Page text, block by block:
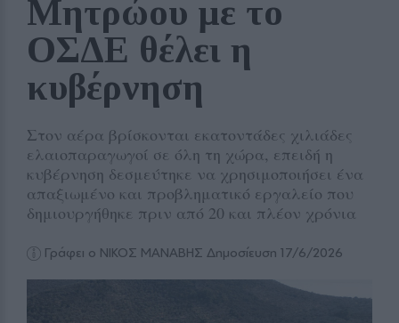
Μητρώου με το
ΟΣΔΕ θέλει η
κυβέρνηση
Στον αέρα βρίσκονται εκατοντάδες χιλιάδες
ελαιοπαραγωγοί σε όλη τη χώρα, επειδή η
κυβέρνηση δεσμεύτηκε να χρησιμοποιήσει ένα
απαξιωμένο και προβληματικό εργαλείο που
δημιουργήθηκε πριν από 20 και πλέον χρόνια
Γράφει ο ΝΙΚΟΣ ΜΑΝΑΒΗΣ Δημοσίευση 17/6/2026